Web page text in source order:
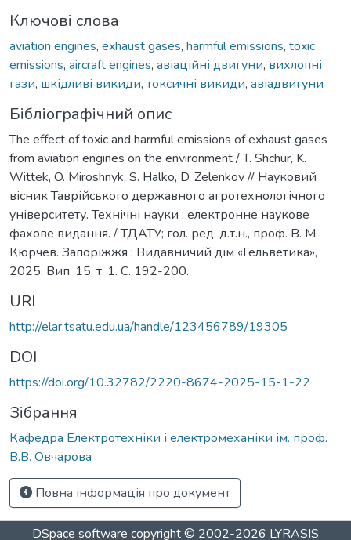
Ключові слова
aviation engines, exhaust gases, harmful emissions, toxic
emissions, aircraft engines, авіаційні двигуни, вихлопні
гази, шкідливі викиди, токсичні викиди, авіадвигуни
Бібліографічний опис
The effect of toxic and harmful emissions of exhaust gases
from aviation engines on the environment / T. Shchur, K.
Wittek, O. Miroshnyk, S. Halko, D. Zelenkov // Науковий
вісник Таврійського державного агротехнологічного
університету. Технічні науки : електронне наукове
фахове видання. / ТДАТУ; гол. ред. д.т.н., проф. В. М.
Кюрчев. Запоріжжя : Видавничий дім «Гельветика»,
2025. Вип. 15, т. 1. C. 192-200.
URI
http://elar.tsatu.edu.ua/handle/123456789/19305
DOI
https://doi.org/10.32782/2220-8674-2025-15-1-22
Зібрання
Кафедра Електротехніки і електромеханіки ім. проф.
В.В. Овчарова
Повна інформація про документ
DSpace software copyright © 2002-2026 LYRASIS